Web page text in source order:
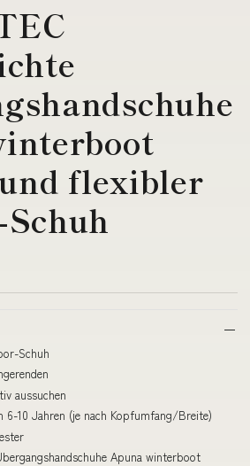
flexibler
Schuh
aussuchen
6-10 Jahren (je nach Kopfumfang/Breite)
Apuna winterboot